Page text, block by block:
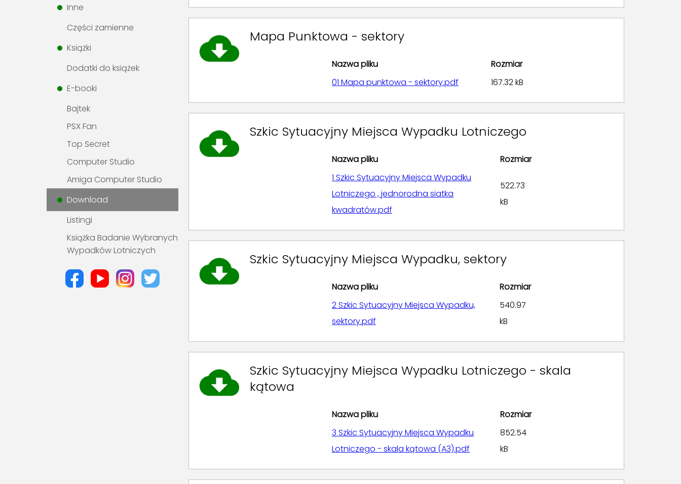
Inne
Części zamienne
Książki
Dodatki do książek
E-booki
Bajtek
PSX Fan
Top Secret
Computer Studio
Amiga Computer Studio
Download
Listingi
Książka Badanie Wybranych
Wypadków Lotniczych
Mapa Punktowa - sektory
Nazwa pliku
Rozmiar
01 Mapa punktowa - sektory.pdf
167.32 kB
Szkic Sytuacyjny Miejsca Wypadku Lotniczego
Nazwa pliku
Rozmiar
1 Szkic Sytuacyjny Miejsca Wypadku
Lotniczego , jednorodna siatka
kwadratów.pdf
522.73
kB
Szkic Sytuacyjny Miejsca Wypadku, sektory
Nazwa pliku
Rozmiar
2 Szkic Sytuacyjny Miejsca Wypadku,
sektory.pdf
540.97
kB
Szkic Sytuacyjny Miejsca Wypadku Lotniczego - skala
kątowa
Nazwa pliku
Rozmiar
3 Szkic Sytuacyjny Miejsca Wypadku
Lotniczego - skala kątowa (A3).pdf
852.54
kB